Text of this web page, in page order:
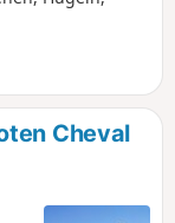
Cheval